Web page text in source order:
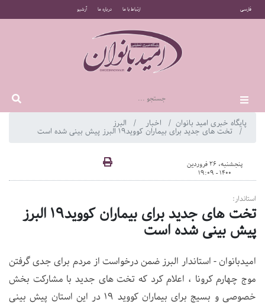
فارسی ارتباط با ما درباره ما آرشیو
پایگاه خبری امید بانوان اخبار البرز
تخت های جدید برای بیماران کووید۱۹ البرز پیش بینی شده است
پنجشنبه، 26 فروردین
1400 - 19:09
استاندار:
تخت های جدید برای بیماران کووید۱۹ البرز
پیش بینی شده است
امیدبانوان - استاندار البرز ضمن درخواست از مردم برای جدی گرفتن
موج چهارم کرونا ، اعلام کرد که تخت های جدید با مشارکت بخش
خصوصی و بسیج برای بیماران کووید ۱۹ در این استان پیش بینی